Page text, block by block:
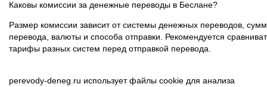
Каковы комиссии за денежные переводы в Беслане?
Размер комиссии зависит от системы денежных переводов,
перевода, валюты и способа отправки. Рекомендуется
тарифы разных систем перед отправкой перевода.
perevody-deneg.ru использует файлы cookie для анализа